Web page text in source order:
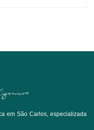
em São Carlos, especializada